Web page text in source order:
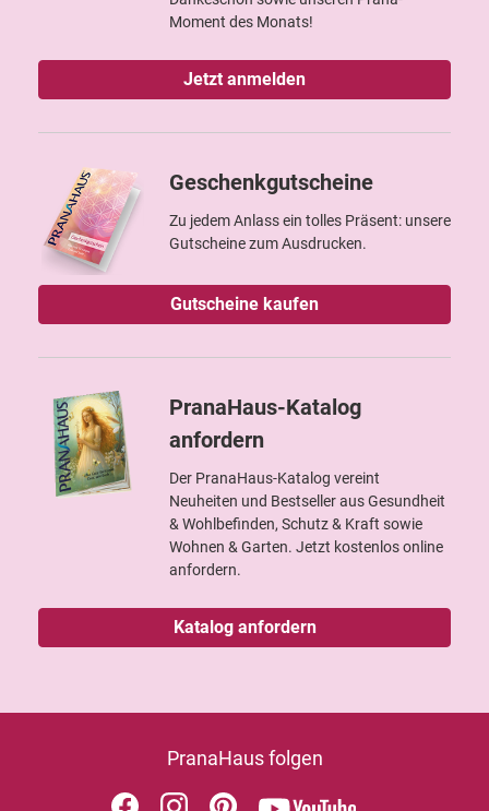
Moment des Monats!
Jetzt anmelden
Geschenkgutscheine
Zu jedem Anlass ein tolles Präsent: unsere
Gutscheine zum Ausdrucken.
Gutscheine kaufen
PranaHaus-Katalog
anfordern
Der PranaHaus-Katalog vereint
Neuheiten und Bestseller aus Gesundheit
& Wohlbefinden, Schutz & Kraft sowie
Wohnen & Garten. Jetzt kostenlos online
anfordern.
Katalog anfordern
PranaHaus folgen